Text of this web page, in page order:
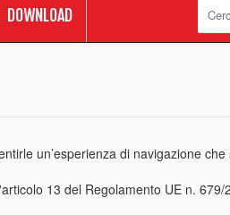
DOWNLOAD
un’esperienza di navigazione
13 del Regolamento UE n. 679/